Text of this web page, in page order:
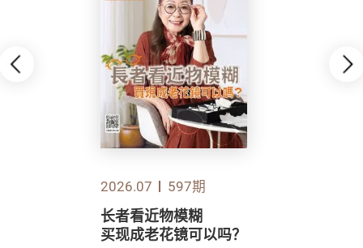
2026.07 597期
长者看近物模糊
买现成老花镜可以吗？